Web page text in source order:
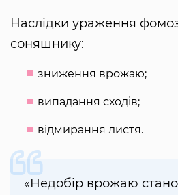
Наслідки ураження
соняшнику:
зниження врожаю;
випадання сходів;
відмирання листя.
«Недобір врожаю